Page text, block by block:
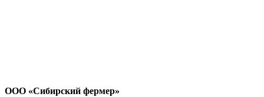
ООО «Сибирский фермер»